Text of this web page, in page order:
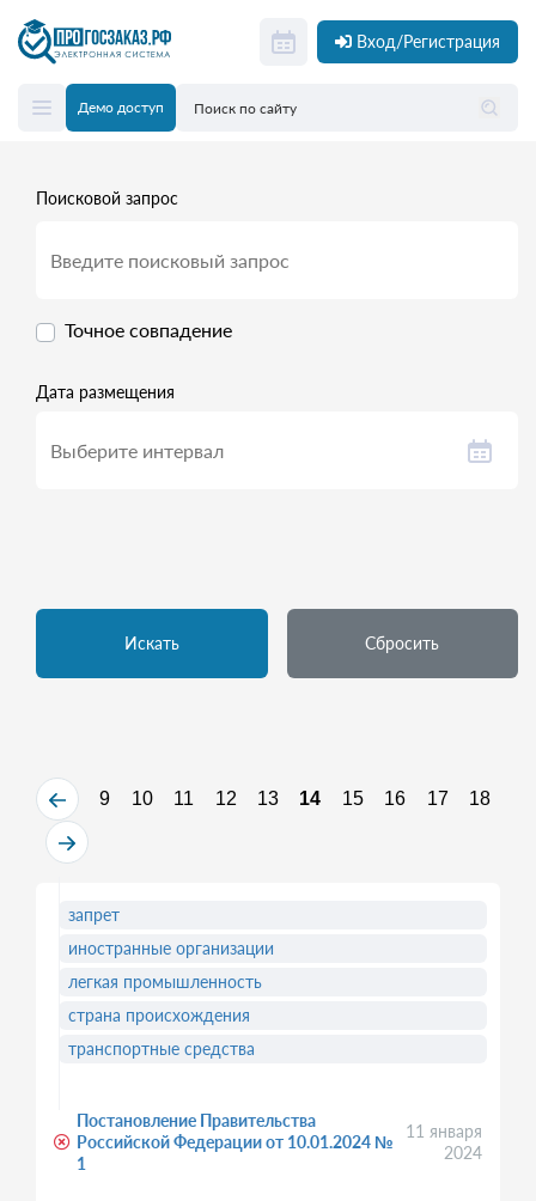
Вход/Регистрация
Демо доступ
Поисковой запрос
Точное совпадение
Дата размещения
Искать Сбросить
9 10 11 12 13 14 15 16 17 18
Постановление Правительства
Российской Федерации от 10.01.2024 №
1
11 января
2024
запрет
иностранные организации
легкая промышленность
страна происхождения
транспортные средства